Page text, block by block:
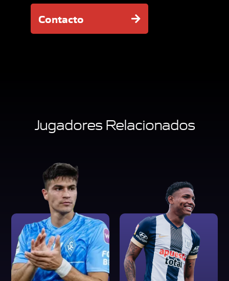
Contacto
Jugadores Relacionados